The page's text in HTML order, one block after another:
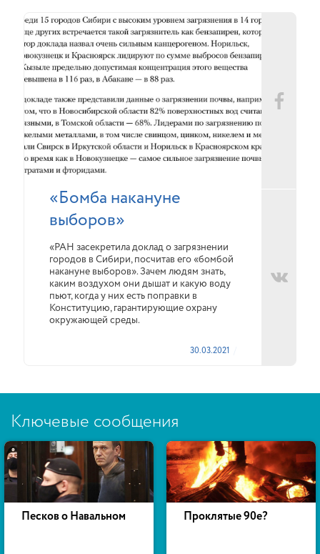
«Бомба накануне
выборов»
«РАН засекретила доклад о загрязнении
городов в Сибири, посчитав его «бомбой
накануне выборов». Зачем людям знать,
каким воздухом они дышат и какую воду
пьют, когда у них есть поправки в
Конституцию, гарантирующие охрану
окружающей среды.
30.03.2021
Ключевые сообщения
Песков о Навальном Проклятые 90е?